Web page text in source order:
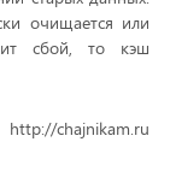
очищается или
сбой, то кэш
http://chajnikam.ru